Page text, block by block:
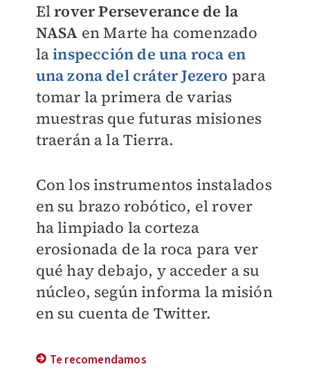
Elrover Perseverance de la
NASA en Marte ha comenzado
lainspección de una roca en
una zona del cráter Jezero para
tomar la primera de varias
muestras que futuras misiones
traerán a la Tierra.
Con los instrumentos instalados
en su brazo robótico, el rover
ha limpiado la corteza
erosionada de la roca para ver
qué hay debajo, y acceder a su
núcleo, según informa la misión
en su cuenta de Twitter.
Te recomendamos